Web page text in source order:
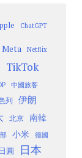
ChatGPT
Meta Netflix
TikTok
中國旅客
列 伊朗
北京
南韓
小米 德國
日圓 日本